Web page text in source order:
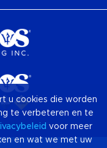
u cookies die worden
te verbeteren en te
voor meer
en wat we met uw